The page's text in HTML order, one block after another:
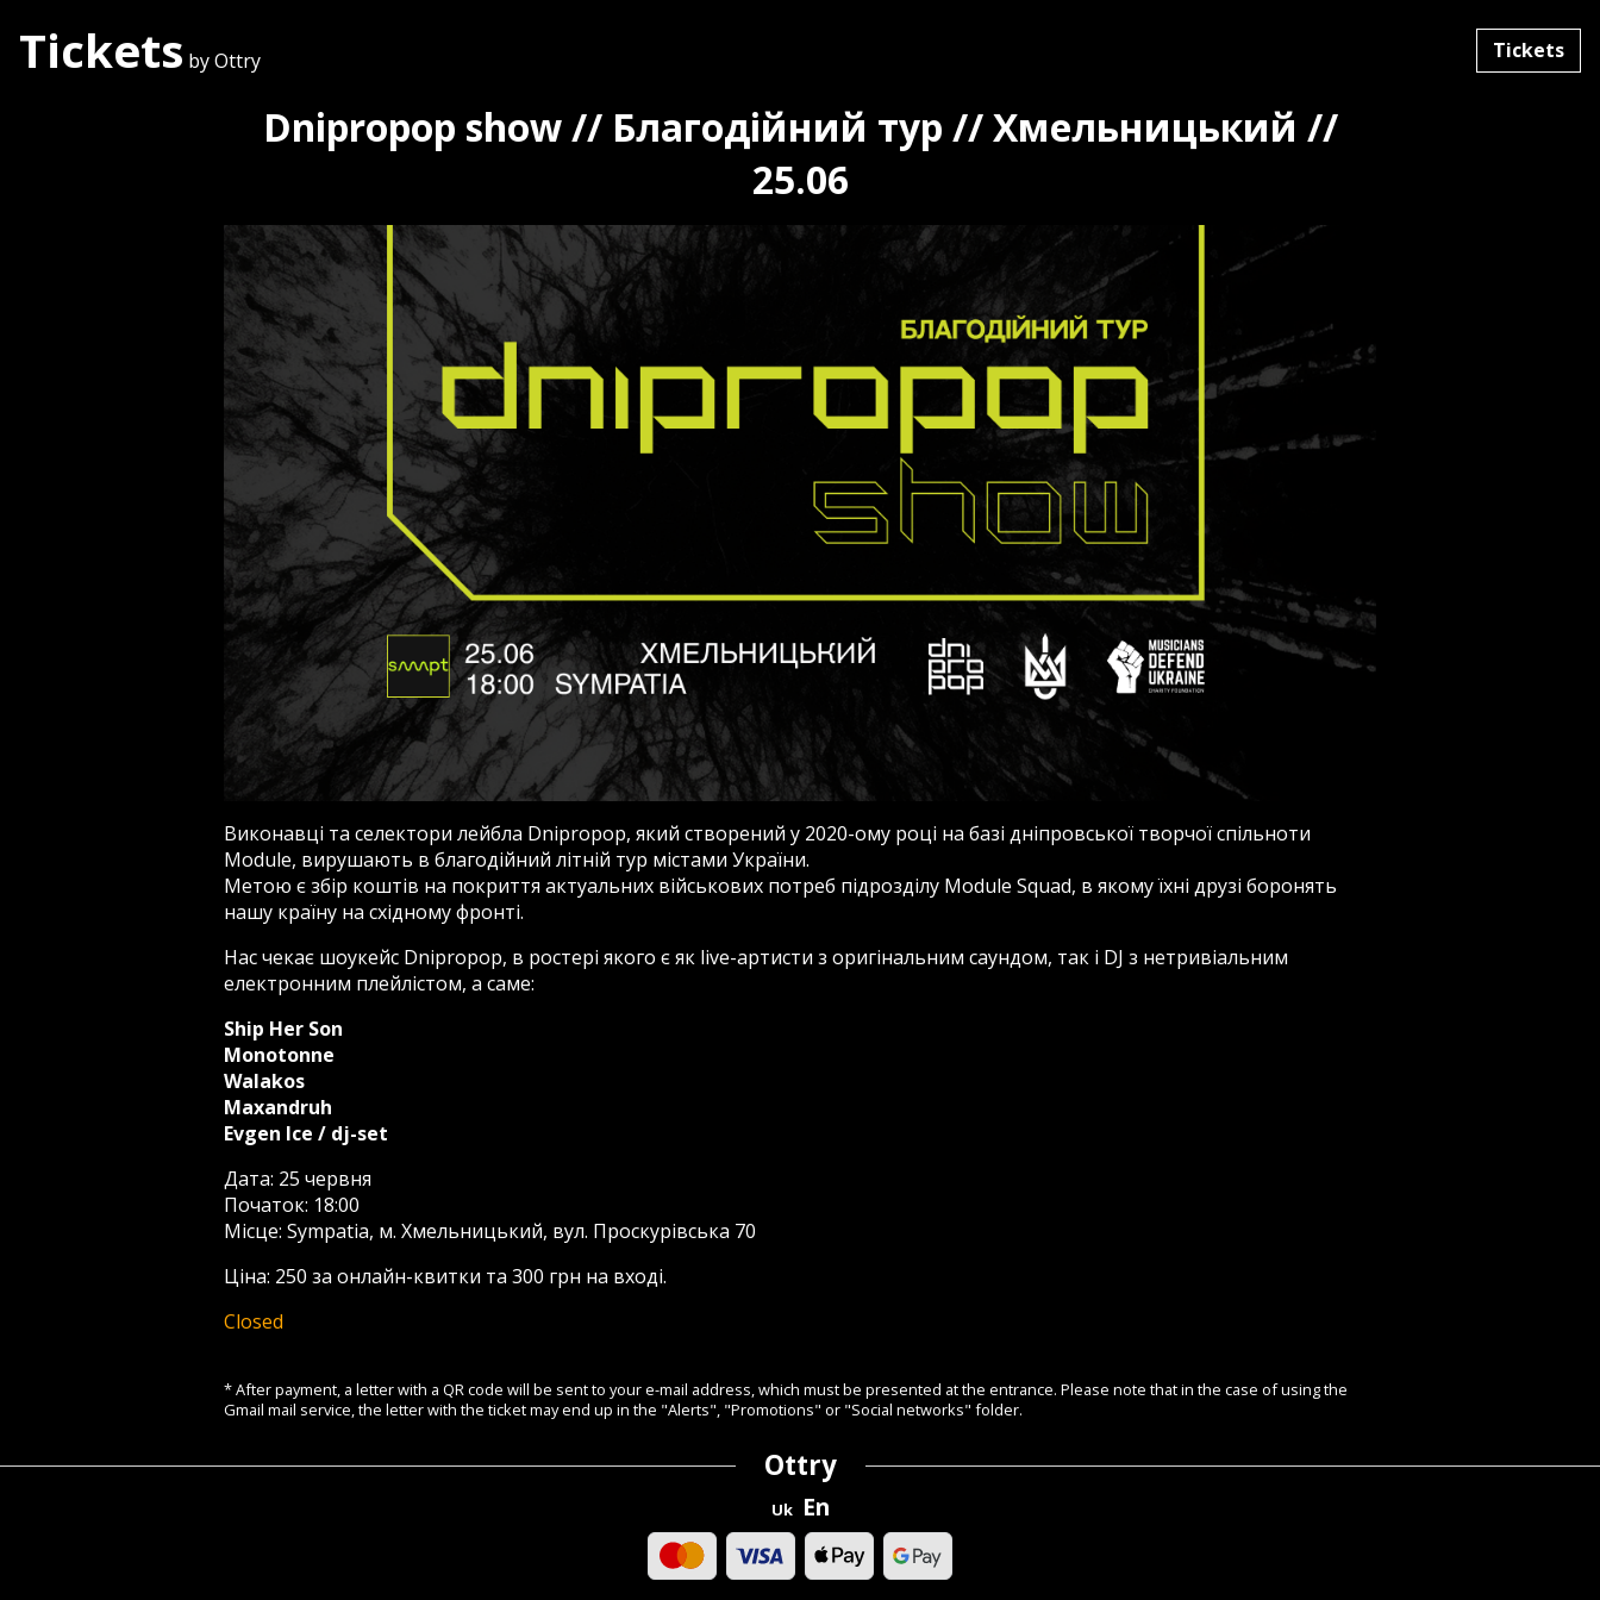
Tickets by Ottry Tickets
Dnipropop show // Благодійний тур // Хмельницький //
25.06
Виконавці та селектори лейбла Dnipropop, який створений у 2020-ому році на базі дніпровської творчої спільноти
Module, вирушають в благодійний літній тур містами України.
Метою є збір коштів на покриття актуальних військових потреб підрозділу Module Squad, в якому їхні друзі боронять
нашу країну на східному фронті.
Наc чекає шоукейс Dnipropop, в ростері якого є як live-артисти з оригінальним саундом, так і DJ з нетривіальним
електронним плейлістом, а саме:
Ship Her Son
Monotonne
Walakos
Maxandruh
Evgen Ice / dj-set
Дата: 25 червня
Початок: 18:00
Місце: Sympatia, м. Хмельницький, вул. Проскурівська 70
Ціна: 250 за онлайн-квитки та 300 грн на вході.
Closed
* After payment, a letter with a QR code will be sent to your e-mail address, which must be presented at the entrance. Please note that in the case of using the
Gmail mail service, the letter with the ticket may end up in the "Alerts", "Promotions" or "Social networks" folder.
Ottry
Uk En